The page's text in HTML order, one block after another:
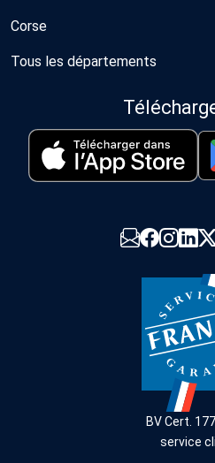
Corse
Tous les départements
BV Cert.
service